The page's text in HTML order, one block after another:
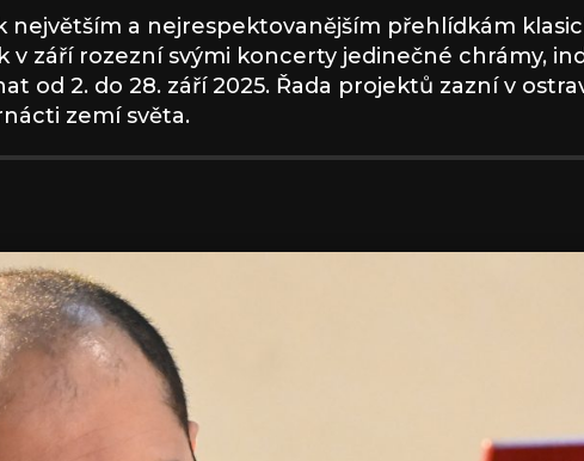
a nejrespektovanějším přehlídkám
září rozezní svými koncerty jedinečné chrámy,
od 2. do 28. září 2025. Řada projektů zazní v
zemí světa.